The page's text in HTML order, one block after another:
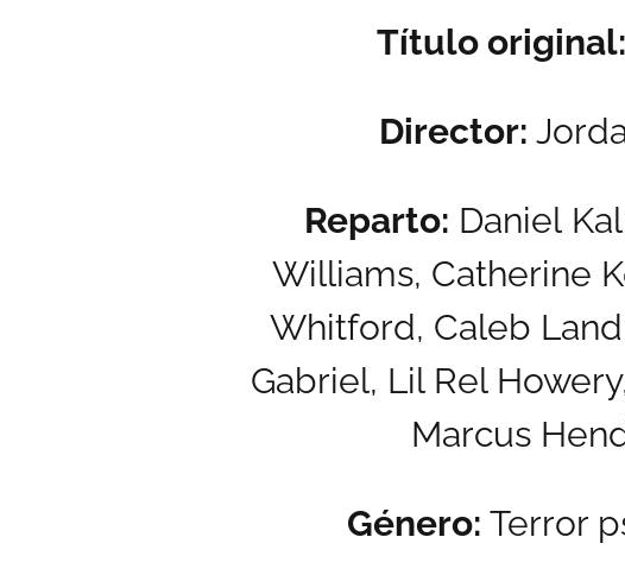
Título original:
Director:
Reparto: Daniel
Williams, Catherine
Whitford, Caleb
Gabriel, Lil Rel
Marcus
Género: Terror